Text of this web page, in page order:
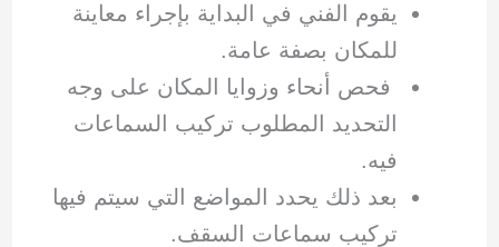
يقوم الفني في البداية بإجراء معاينة
للمكان بصفة عامة.
فحص أنحاء وزوايا المكان على وجه
التحديد المطلوب تركيب السماعات
فيه.
بعد ذلك يحدد المواضع التي سيتم فيها
تركيب سماعات السقف.